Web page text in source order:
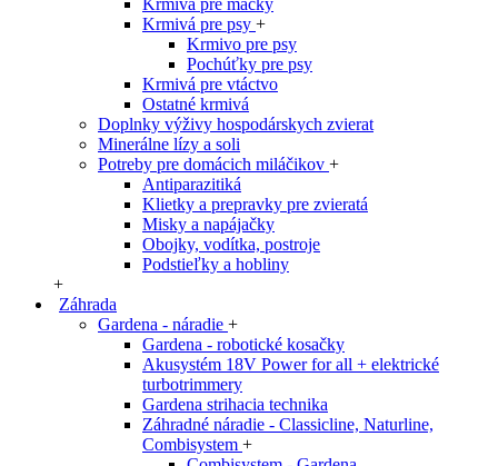
Krmivá pre mačky
Krmivá pre psy +
Krmivo pre psy
Pochúťky pre psy
Krmivá pre vtáctvo
Ostatné krmivá
Doplnky výživy hospodárskych zvierat
Minerálne lízy a soli
Potreby pre domácich miláčikov +
Antiparazitiká
Klietky a prepravky pre zvieratá
Misky a napájačky
Obojky, vodítka, postroje
Podstieľky a hobliny
+
Záhrada
Gardena - náradie +
Gardena - robotické kosačky
Akusystém 18V Power for all + elektrické
turbotrimmery
Gardena strihacia technika
Záhradné náradie - Classicline, Naturline,
Combisystem +